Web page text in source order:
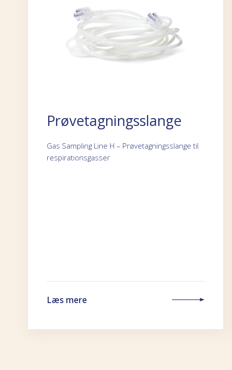
Prøvetagningsslange
Gas Sampling Line H – Prøvetagningsslange til
respirationsgasser
Læs mere